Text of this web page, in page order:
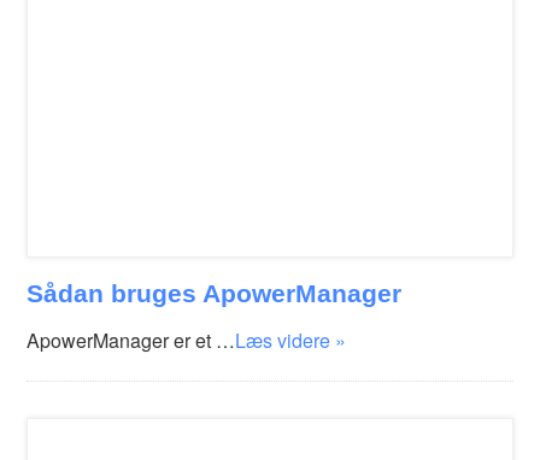
Sådan bruges ApowerManager
ApowerManager er et …Læs videre »